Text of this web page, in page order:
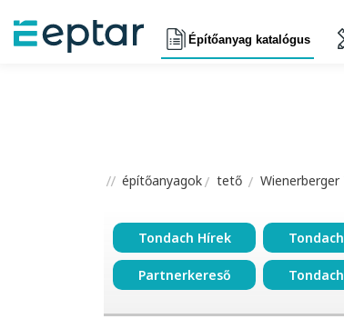
Építőanyag katalógus
építőanyagok tető Wienerberger
Tondach Hírek
Partnerkereső